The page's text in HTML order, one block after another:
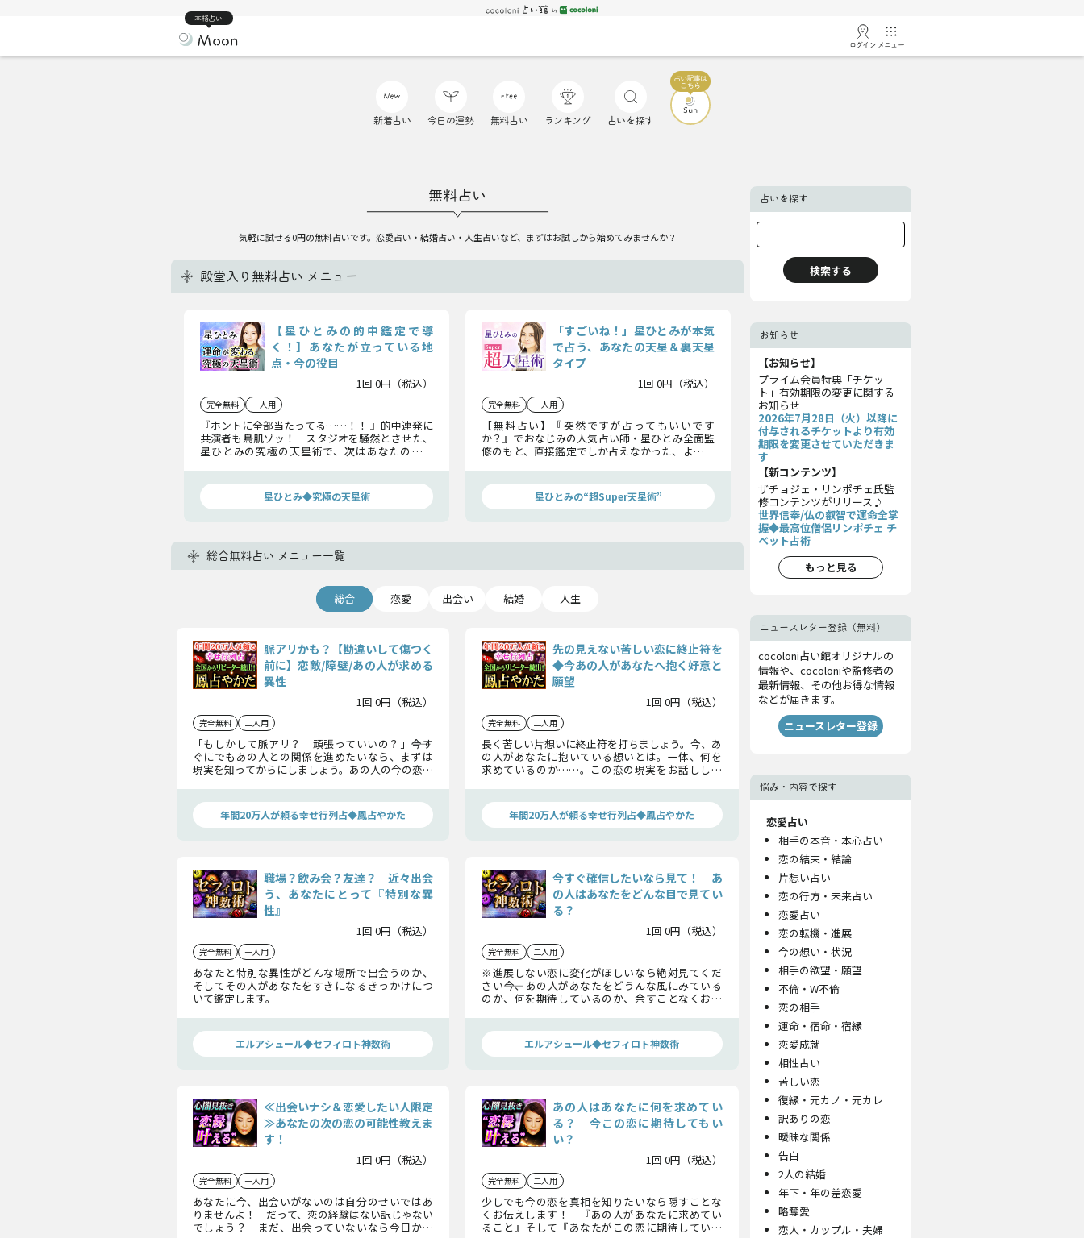
本格占い
ログイン メニュー
新着占い 今日の運勢 無料占い ランキング 占いを探す
無料占い
気軽に試せる0円の無料占いです。恋愛占い・結婚占い・人生占いなど、まずはお試しから始めてみませんか？
殿堂入り無料占い メニュー
【星ひとみの的中鑑定で導
く！】あなたが立っている地
点・今の役目
1回 0円（税込）
完全無料 一人用
『ホントに全部当たってる……！！ 』的中連発に
共演者も鳥肌ゾッ！ スタジオを騒然とさせた、
星ひとみの究極の天星術で、次はあなたの「現
星ひとみ◆究極の天星術
「すごいね！」星ひとみが本気
で占う、あなたの天星＆裏天星
タイプ
1回 0円（税込）
完全無料 一人用
【無料占い】『突然ですが占ってもいいです
か？』でおなじみの人気占い師・星ひとみ全面監
修のもと、直接鑑定でしか占えなかった、より詳
星ひとみの“超Super天星術”
総合無料占い メニュー一覧
総合 恋愛 出会い 結婚 人生
脈アリかも？【勘違いして傷つく
前に】恋敵/障壁/あの人が求める
異性
1回 0円（税込）
完全無料 二人用
「もしかして脈アリ？ 頑張っていいの？」――今す
ぐにでもあの人との関係を進めたいなら、まずは
現実を知ってからにしましょう。あの人の今の恋愛
年間20万人が頼る幸せ行列占◆鳳占やかた
先の見えない苦しい恋に終止符を
◆今あの人があなたへ抱く好意と
願望
1回 0円（税込）
完全無料 二人用
長く苦しい片想いに終止符を打ちましょう。今、あ
の人があなたに抱いている想いとは。一体、何を
求めているのか……。この恋の現実をお話ししま
年間20万人が頼る幸せ行列占◆鳳占やかた
職場？飲み会？友達？ 近々出会
う、あなたにとって『特別な異
性』
1回 0円（税込）
完全無料 一人用
あなたと特別な異性がどんな場所で出会うのか、
そしてその人があなたをすきになるきっかけにつ
いて鑑定します。
エルアシュール◆セフィロト神数術
今すぐ確信したいなら見て！ あ
の人はあなたをどんな目で見てい
る？
1回 0円（税込）
完全無料 二人用
※進展しない恋に変化がほしいなら絶対見てくだ
さい――今、あの人があなたをどうんな風にみている
のか、何を期待しているのか、余すことなくお伝
エルアシュール◆セフィロト神数術
≪出会いナシ＆恋愛したい人限定
≫あなたの次の恋の可能性教えま
す！
1回 0円（税込）
完全無料 一人用
あなたに今、出会いがないのは自分のせいではあ
りませんよ！ だって、恋の経験はない訳じゃない
でしょう？ まだ、出会っていないなら今日から
あの人はあなたに何を求めてい
る？ 今この恋に期待してもい
い？
1回 0円（税込）
完全無料 二人用
少しでも今の恋を真相を知りたいなら隠すことな
くお伝えします！ 『あの人があなたに求めてい
ること』そして『あなたがこの恋に期待していい
占いを探す
お知らせ
【お知らせ】
プライム会員特典「チケッ
ト」有効期限の変更に関する
お知らせ
2026年7月28日（火）以降に
付与されるチケットより有効
期限を変更させていただきま
す
【新コンテンツ】
ザチョジェ・リンポチェ氏監
修コンテンツがリリース♪
世界信奉/仏の叡智で運命全掌
握◆最高位僧侶リンポチェ チ
ベット占術
もっと見る
ニュースレター登録（無料）
cocoloni占い館オリジナルの
情報や、cocoloniや監修者の
最新情報、その他お得な情報
などが届きます。
ニュースレター登録
悩み・内容で探す
恋愛占い
相手の本音・本心占い
恋の結末・結論
片想い占い
恋の行方・未来占い
恋愛占い
恋の転機・進展
今の想い・状況
相手の欲望・願望
不倫・W不倫
恋の相手
運命・宿命・宿縁
恋愛成就
相性占い
苦しい恋
復縁・元カノ・元カレ
訳ありの恋
曖昧な関係
告白
2人の結婚
年下・年の差恋愛
略奪愛
恋人・カップル・夫婦